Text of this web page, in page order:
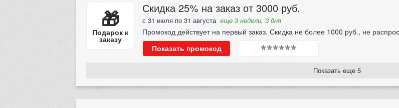
🎁
Подарок к
заказу
Скидка 25% на заказ от 3000 руб.
с 31 июля по 31 августа еще 3 недели, 3 дня
Промокод действует на первый заказ. Скидка не более 1000 руб., не
Показать промокод ******
Показать еще 5